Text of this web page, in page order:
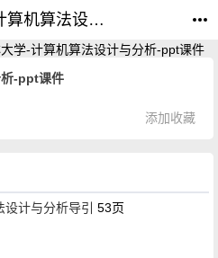
吉林大学-计算机算法设计与分析-ppt课件_课件_公开课网
学-计算机算法设计与分析-ppt课件
析-ppt课件
添加收藏
计与分析导引 53页